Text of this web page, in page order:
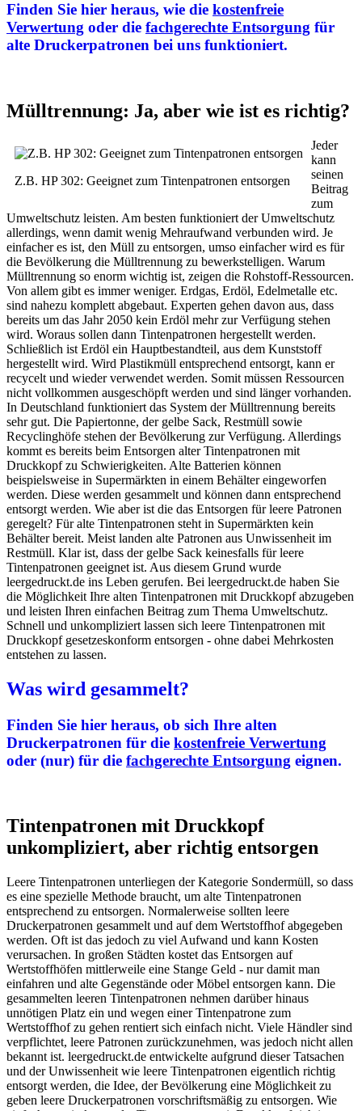
Finden Sie hier heraus, wie die kostenfreie
Verwertung oder die fachgerechte Entsorgung für
alte Druckerpatronen bei uns funktioniert.
Mülltrennung: Ja, aber wie ist es richtig?
Z.B. HP 302: Geeignet zum Tintenpatronen entsorgen
Jeder
kann
seinen
Beitrag
zum
Umweltschutz leisten. Am besten funktioniert der Umweltschutz
allerdings, wenn damit wenig Mehraufwand verbunden wird. Je
einfacher es ist, den Müll zu entsorgen, umso einfacher wird es für
die Bevölkerung die Mülltrennung zu bewerkstelligen. Warum
Mülltrennung so enorm wichtig ist, zeigen die Rohstoff-Ressourcen.
Von allem gibt es immer weniger. Erdgas, Erdöl, Edelmetalle etc.
sind nahezu komplett abgebaut. Experten gehen davon aus, dass
bereits um das Jahr 2050 kein Erdöl mehr zur Verfügung stehen
wird. Woraus sollen dann Tintenpatronen hergestellt werden.
Schließlich ist Erdöl ein Hauptbestandteil, aus dem Kunststoff
hergestellt wird. Wird Plastikmüll entsprechend entsorgt, kann er
recycelt und wieder verwendet werden. Somit müssen Ressourcen
nicht vollkommen ausgeschöpft werden und sind länger vorhanden.
In Deutschland funktioniert das System der Mülltrennung bereits
sehr gut. Die Papiertonne, der gelbe Sack, Restmüll sowie
Recyclinghöfe stehen der Bevölkerung zur Verfügung. Allerdings
kommt es bereits beim Entsorgen alter Tintenpatronen mit
Druckkopf zu Schwierigkeiten. Alte Batterien können
beispielsweise in Supermärkten in einem Behälter eingeworfen
werden. Diese werden gesammelt und können dann entsprechend
entsorgt werden. Wie aber ist die das Entsorgen für leere Patronen
geregelt? Für alte Tintenpatronen steht in Supermärkten kein
Behälter bereit. Meist landen alte Patronen aus Unwissenheit im
Restmüll. Klar ist, dass der gelbe Sack keinesfalls für leere
Tintenpatronen geeignet ist. Aus diesem Grund wurde
leergedruckt.de ins Leben gerufen. Bei leergedruckt.de haben Sie
die Möglichkeit Ihre alten Tintenpatronen mit Druckkopf abzugeben
und leisten Ihren einfachen Beitrag zum Thema Umweltschutz.
Schnell und unkompliziert lassen sich leere Tintenpatronen mit
Druckkopf gesetzeskonform entsorgen - ohne dabei Mehrkosten
entstehen zu lassen.
Was wird gesammelt?
Finden Sie hier heraus, ob sich Ihre alten
Druckerpatronen für die kostenfreie Verwertung
oder (nur) für die fachgerechte Entsorgung eignen.
Tintenpatronen mit Druckkopf
unkompliziert, aber richtig entsorgen
Leere Tintenpatronen unterliegen der Kategorie Sondermüll, so dass
es eine spezielle Methode braucht, um alte Tintenpatronen
entsprechend zu entsorgen. Normalerweise sollten leere
Druckerpatronen gesammelt und auf dem Wertstoffhof abgegeben
werden. Oft ist das jedoch zu viel Aufwand und kann Kosten
verursachen. In großen Städten kostet das Entsorgen auf
Wertstoffhöfen mittlerweile eine Stange Geld - nur damit man
einfahren und alte Gegenstände oder Möbel entsorgen kann. Die
gesammelten leeren Tintenpatronen nehmen darüber hinaus
unnötigen Platz ein und wegen einer Tintenpatrone zum
Wertstoffhof zu gehen rentiert sich einfach nicht. Viele Händler sind
verpflichtet, leere Patronen zurückzunehmen, was jedoch nicht allen
bekannt ist. leergedruckt.de entwickelte aufgrund dieser Tatsachen
und der Unwissenheit wie leere Tintenpatronen eigentlich richtig
entsorgt werden, die Idee, der Bevölkerung eine Möglichkeit zu
geben leere Druckerpatronen vorschriftsmäßig zu entsorgen. Wie